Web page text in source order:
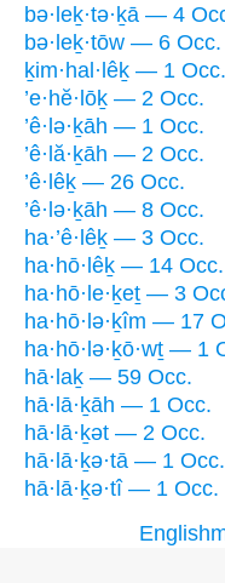
bə·leḵ·tə·ḵā — 4
bə·leḵ·tōw — 6 Occ.
ḵim·hal·lêḵ — 1 Occ.
’e·hĕ·lōḵ — 2 Occ.
’ê·lə·ḵāh — 1 Occ.
’ê·lă·ḵāh — 2 Occ.
’ê·lêḵ — 26 Occ.
’ê·lə·ḵāh — 8 Occ.
ha·’ê·lêḵ — 3 Occ.
ha·hō·lêḵ — 14 Occ.
ha·hō·le·ḵeṯ — 3
ha·hō·lə·ḵîm — 17
ha·hō·lə·ḵō·wṯ — 1
hā·laḵ — 59 Occ.
hā·lā·ḵāh — 1 Occ.
hā·lā·ḵət — 2 Occ.
hā·lā·ḵə·tā — 1 Occ.
hā·lā·ḵə·tî — 1 Occ.